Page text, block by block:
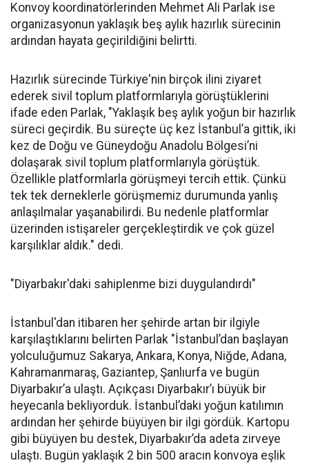
Konvoy koordinatörlerinden Mehmet Ali Parlak ise
organizasyonun yaklaşık beş aylık hazırlık sürecinin
ardından hayata geçirildiğini belirtti.
Hazırlık sürecinde Türkiye'nin birçok ilini ziyaret
ederek sivil toplum platformlarıyla görüştüklerini
ifade eden Parlak, "Yaklaşık beş aylık yoğun bir hazırlık
süreci geçirdik. Bu süreçte üç kez İstanbul’a gittik, iki
kez de Doğu ve Güneydoğu Anadolu Bölgesi’ni
dolaşarak sivil toplum platformlarıyla görüştük.
Özellikle platformlarla görüşmeyi tercih ettik. Çünkü
tek tek derneklerle görüşmemiz durumunda yanlış
anlaşılmalar yaşanabilirdi. Bu nedenle platformlar
üzerinden istişareler gerçekleştirdik ve çok güzel
karşılıklar aldık." dedi.
"Diyarbakır'daki sahiplenme bizi duygulandırdı"
İstanbul'dan itibaren her şehirde artan bir ilgiyle
karşılaştıklarını belirten Parlak "İstanbul’dan başlayan
yolculuğumuz Sakarya, Ankara, Konya, Niğde, Adana,
Kahramanmaraş, Gaziantep, Şanlıurfa ve bugün
Diyarbakır’a ulaştı. Açıkçası Diyarbakır’ı büyük bir
heyecanla bekliyorduk. İstanbul’daki yoğun katılımın
ardından her şehirde büyüyen bir ilgi gördük. Kartopu
gibi büyüyen bu destek, Diyarbakır’da adeta zirveye
ulaştı. Bugün yaklaşık 2 bin 500 aracın konvoya eşlik